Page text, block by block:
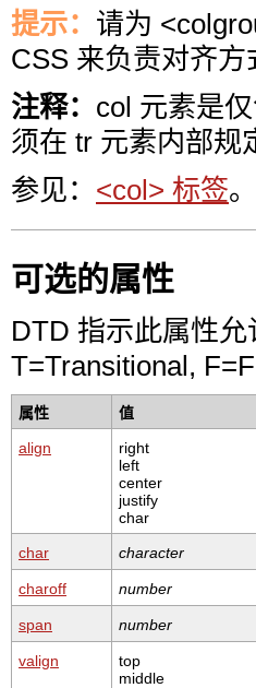
提示： 请为
CSS 来负责对齐
注释： col 元素是
须在 tr 元素内部规
参见： <col> 标签。
可选的属性
DTD 指示此属性
T=Transitional,
属性
值
align
right
left
center
justify
char
char
character
charoff number
span number
valign
top
middle